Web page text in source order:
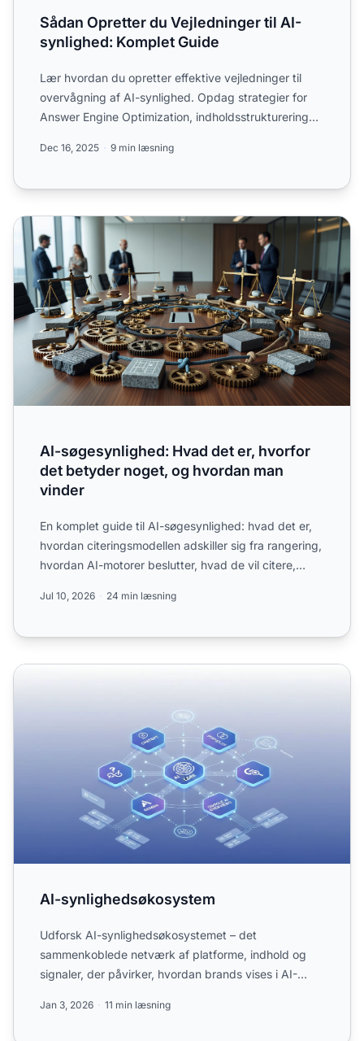
Sådan Opretter du Vejledninger til AI-
synlighed: Komplet Guide
Lær hvordan du opretter effektive vejledninger til
overvågning af AI-synlighed. Opdag strategier for
Answer Engine Optimization, indholdsstrukturering
Dec 16, 2025 9 min læsning
AI-søgesynlighed: Hvad det er, hvorfor det betyder
AI-søgesynlighed: Hvad det er, hvorfor
det betyder noget, og hvordan man
vinder
En komplet guide til AI-søgesynlighed: hvad det er,
hvordan citeringsmodellen adskiller sig fra rangering,
hvordan AI-motorer beslutter, hvad de vil citere,
Jul 10, 2026 24 min læsning
AI-synlighedsøkosystem
AI-synlighedsøkosystem
Udforsk AI-synlighedsøkosystemet – det
sammenkoblede netværk af platforme, indhold og
signaler, der påvirker, hvordan brands vises i AI-
Jan 3, 2026 11 min læsning